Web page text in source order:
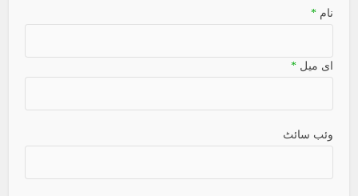
نام*
ای میل*
وئب سائٹ